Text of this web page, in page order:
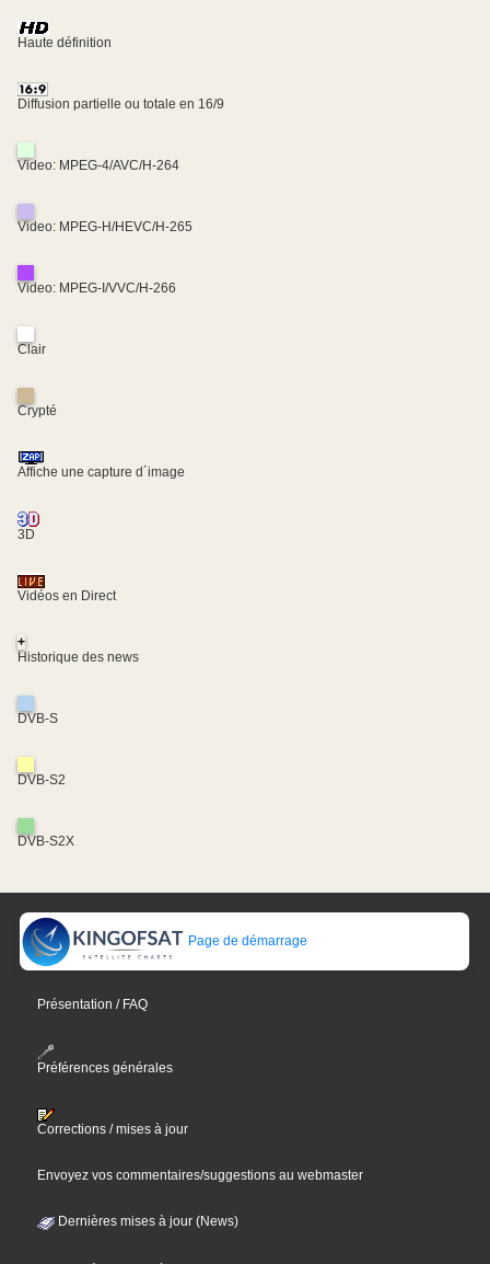
Haute définition
Diffusion partielle ou totale en 16/9
Video: MPEG-4/AVC/H-264
Video: MPEG-H/HEVC/H-265
Video: MPEG-I/VVC/H-266
Clair
Crypté
Affiche une capture d´image
3D
Vidéos en Direct
+
Historique des news
DVB-S
DVB-S2
DVB-S2X
Page de démarrage
Présentation / FAQ
Préférences générales
Corrections / mises à jour
Envoyez vos commentaires/suggestions au webmaster
Dernières mises à jour (News)